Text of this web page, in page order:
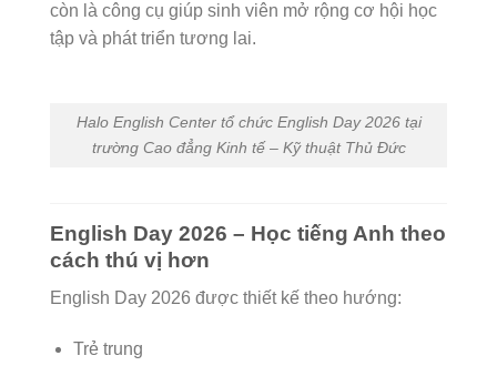
còn là công cụ giúp sinh viên mở rộng cơ hội học
tập và phát triển tương lai.
Halo English Center tổ chức English Day 2026 tại
trường Cao đẳng Kinh tế – Kỹ thuật Thủ Đức
English Day 2026 – Học tiếng Anh theo
cách thú vị hơn
English Day 2026 được thiết kế theo hướng:
Trẻ trung